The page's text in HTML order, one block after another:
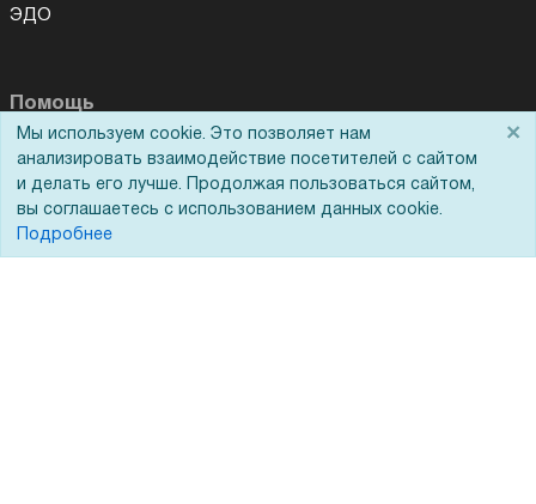
ЭДО
Помощь
Вопрос-ответ
Реквизиты
Гарантии и возврат
Мы используем cookie. Это позволяет нам
анализировать взаимодействие посетителей с сайтом
и делать его лучше. Продолжая пользоваться сайтом,
вы соглашаетесь с использованием данных cookie.
Подробнее
×